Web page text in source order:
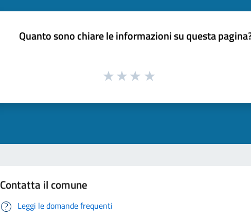
Quanto sono chiare le informazioni su questa
Contatta il comune
Leggi le domande frequenti